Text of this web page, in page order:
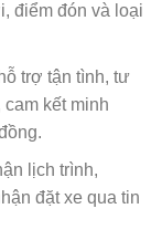
điểm đón và loại
trợ tận tình, tư
kết minh
lịch trình,
đặt xe qua tin